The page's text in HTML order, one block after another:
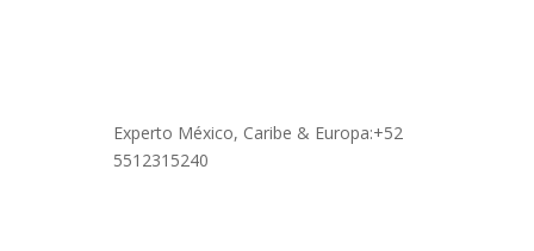
Experto México, Caribe & Europa:+52
5512315240